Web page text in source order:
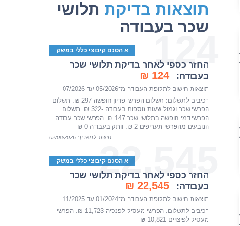
תוצאות בדיקת תלושי
שכר בעבודה
124 א הסכם קיבוצי כללי במשק
החזר כספי לאחר בדיקת תלושי שכר
בעבודה:
124 ₪
תוצאות חישוב לתקופת העבודה מ־05/2026 עד 07/2026
רכיבים לתשלום: תשלום הפרשי פדיון חופשה 297 ₪. תשלום
הפרשי שכר וגמול שעות נוספות בעבודה -322 ₪. תשלום
הפרשי דמי חופשה בתלושי שכר 147 ₪. הפרשי שכר עבודה
הנובעים מהפרשי תעריפים 2 ₪. וותק בעבודה 0 ₪
חישוב לתאריך: 02/08/2026
22,545א הסכם קיבוצי כללי במשק
החזר כספי לאחר בדיקת תלושי שכר
בעבודה:
22,545 ₪
תוצאות חישוב לתקופת העבודה מ־01/2024 עד 11/2025
רכיבים לתשלום: הפרשי מעסיק לפנסיה 11,723 ₪. הפרשי
מעסיק לפיצויים 10,821 ₪